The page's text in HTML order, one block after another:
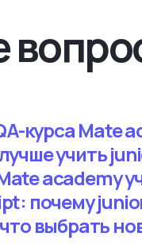
курса Mate
учить
academy
почему
выбрать